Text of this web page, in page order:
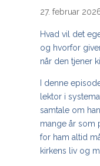
27. februar
Hvad vil det
og hvorfor
når den tjener
I denne
lektor i
samtale om
mange år som
for ham altid
kirkens liv og